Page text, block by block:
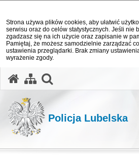
Strona używa plików cookies, aby ułatwić
serwisu oraz do celów statystycznych. Jeśli nie
zgadzasz się na ich użycie oraz zapisanie w
Pamiętaj, że możesz samodzielnie zarządzać
ustawienia przeglądarki. Brak zmiany
wyrażenie zgody.
Policja Lubelska